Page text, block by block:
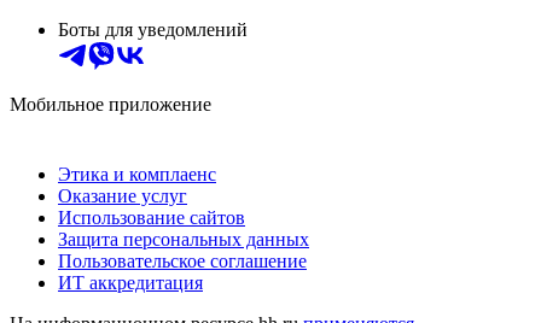
Боты для уведомлений
Мобильное приложение
Этика и комплаенс
Оказание услуг
Использование сайтов
Защита персональных данных
Пользовательское соглашение
ИТ аккредитация